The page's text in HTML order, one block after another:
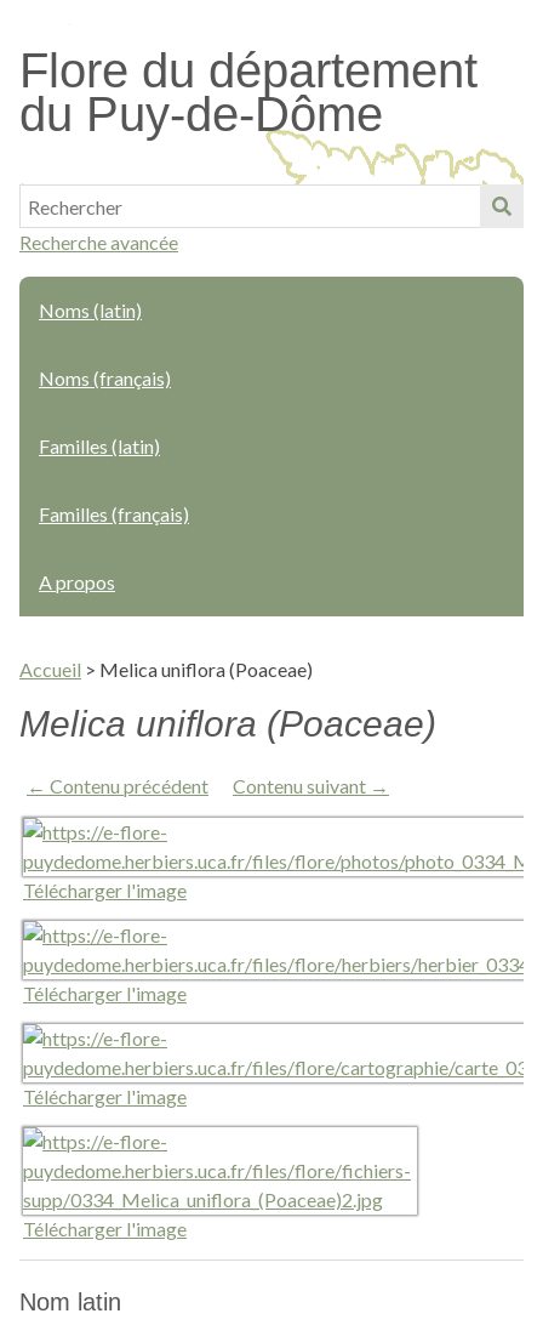
contenu
principal
Flore du département
du Puy-de-Dôme
Recherche avancée
Noms (latin)
Noms (français)
Familles (latin)
Familles (français)
A propos
Accueil > Melica uniflora (Poaceae)
Melica uniflora (Poaceae)
← Contenu précédent Contenu suivant →
Télécharger l'image
Télécharger l'image
Télécharger l'image
Télécharger l'image
Nom latin